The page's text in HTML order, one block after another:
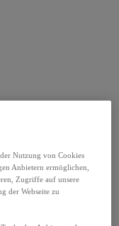
Nutzung von Cookies
Anbietern ermöglichen,
Zugriffe auf unsere
der Webseite zu